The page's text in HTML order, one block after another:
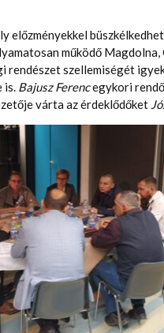
előzményekkel
működő
rendészet szellemiségét
is. Bajusz Ferencegykori
várta az érdeklődőket